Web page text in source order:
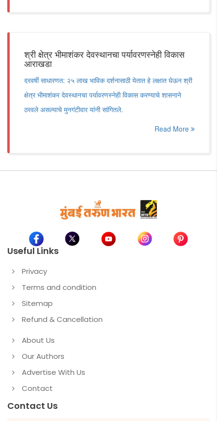
श्री क्षेत्र भीमाशंकर देवस्थानचा पर्यावरणस्नेही विकास
आराखडा
दरवर्षी साधारणत: २५ लाख भाविक दर्शनासाठी येतात हे लक्षात घेऊन श्री
क्षेत्र भीमाशंकर देवस्थानचा पर्यावरणस्नेही विकास करण्याचे शासनाने
ठरवले असल्याचे मुनगंटीवार यांनी सांगितले.
Read More
Useful Links
Privacy
Terms and condition
Sitemap
Refund & Cancellation
About Us
Our Authors
Advertise With Us
Contact
Contact Us